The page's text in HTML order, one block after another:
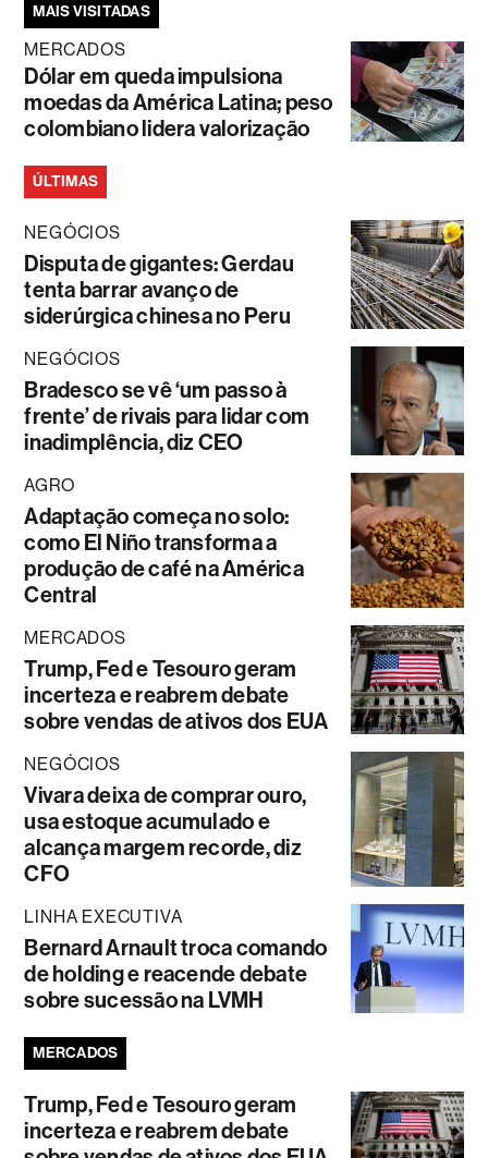
MAIS VISITADAS
MERCADOS
Dólar em queda impulsiona
moedas da América Latina; peso
colombiano lidera valorização
ÚLTIMAS
NEGÓCIOS
Disputa de gigantes: Gerdau
tenta barrar avanço de
siderúrgica chinesa no Peru
NEGÓCIOS
Bradesco se vê ‘um passo à
frente’ de rivais para lidar com
inadimplência, diz CEO
AGRO
Adaptação começa no solo:
como El Niño transforma a
produção de café na América
Central
MERCADOS
Trump, Fed e Tesouro geram
incerteza e reabrem debate
sobre vendas de ativos dos EUA
NEGÓCIOS
Vivara deixa de comprar ouro,
usa estoque acumulado e
alcança margem recorde, diz
CFO
LINHA EXECUTIVA
Bernard Arnault troca comando
de holding e reacende debate
sobre sucessão na LVMH
MERCADOS
Trump, Fed e Tesouro geram
incerteza e reabrem debate